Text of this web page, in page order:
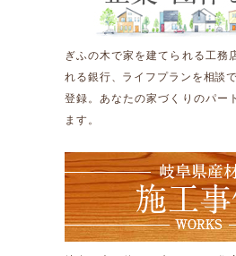
ぎふの木で家を建てられる工務
れる銀行、ライフプランを相談
登録。あなたの家づくりのパー
ます。